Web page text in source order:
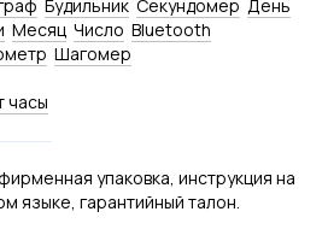
Будильник Секундомер День
Месяц Число Bluetooth
Шагомер
часы
упаковка, инструкция на
языке, гарантийный талон.